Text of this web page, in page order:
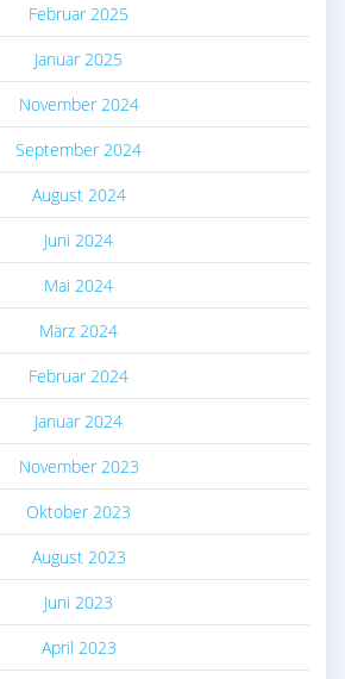
Februar 2025
Januar 2025
November 2024
September 2024
August 2024
Juni 2024
Mai 2024
März 2024
Februar 2024
Januar 2024
November 2023
Oktober 2023
August 2023
Juni 2023
April 2023